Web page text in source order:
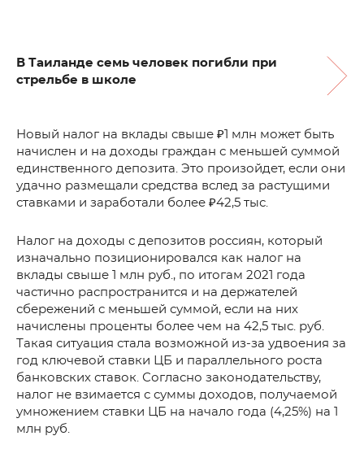
В Таиланде семь человек погибли при
стрельбе в школе
Новый налог на вклады свыше ₽1 млн может быть
начислен и на доходы граждан с меньшей суммой
единственного депозита. Это произойдет, если они
удачно размещали средства вслед за растущими
ставками и заработали более ₽42,5 тыс.
Налог на доходы с депозитов россиян, который
изначально позиционировался как налог на
вклады свыше 1 млн руб., по итогам 2021 года
частично распространится и на держателей
сбережений с меньшей суммой, если на них
начислены проценты более чем на 42,5 тыс. руб.
Такая ситуация стала возможной из-за удвоения за
год ключевой ставки ЦБ и параллельного роста
банковских ставок. Согласно законодательству,
налог не взимается с суммы доходов, получаемой
умножением ставки ЦБ на начало года (4,25%) на 1
млн руб.